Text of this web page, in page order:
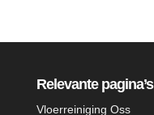
Relevante pagina’s
Vloerreiniging Oss